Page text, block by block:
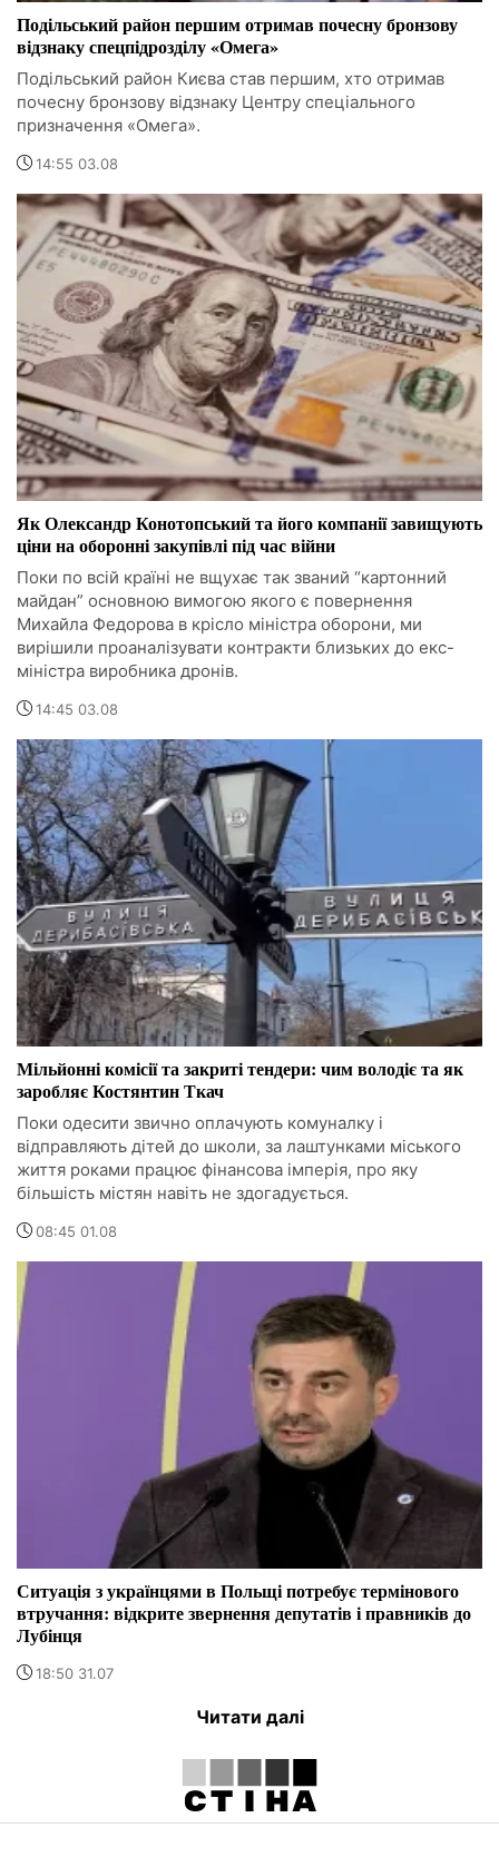
Подільський район першим отримав почесну бронзову
відзнаку спецпідрозділу «Омега»
Подільський район Києва став першим, хто отримав
почесну бронзову відзнаку Центру спеціального
призначення «Омега».
14:55 03.08
Як Олександр Конотопський та його компанії завищують
ціни на оборонні закупівлі під час війни
Поки по всій країні не вщухає так званий “картонний
майдан” основною вимогою якого є повернення
Михайла Федорова в крісло міністра оборони, ми
вирішили проаналізувати контракти близьких до екс-
міністра виробника дронів.
14:45 03.08
Мільйонні комісії та закриті тендери: чим володіє та як
заробляє Костянтин Ткач
Поки одесити звично оплачують комуналку і
відправляють дітей до школи, за лаштунками міського
життя роками працює фінансова імперія, про яку
більшість містян навіть не здогадується.
08:45 01.08
Ситуація з українцями в Польщі потребує термінового
втручання: відкрите звернення депутатів і правників до
Лубінця
18:50 31.07
Читати далі